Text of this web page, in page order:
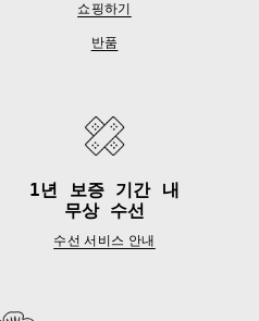
쇼핑하기
반품
1년 보증 기간 내
무상 수선
수선 서비스 안내